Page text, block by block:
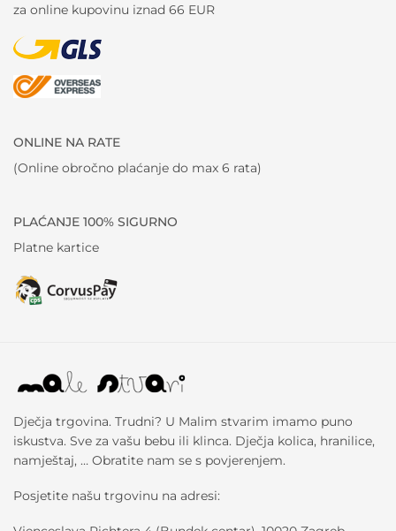
za online kupovinu iznad 66 EUR
ONLINE NA RATE
(Online obročno plaćanje do max 6 rata)
PLAĆANJE 100% SIGURNO
Platne kartice
Dječja trgovina. Trudni? U Malim stvarim imamo puno
iskustva. Sve za vašu bebu ili klinca. Dječja kolica, hranilice,
namještaj, … Obratite nam se s povjerenjem.
Posjetite našu trgovinu na adresi: